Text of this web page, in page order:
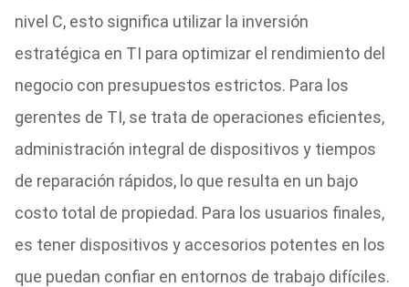
nivel C, esto significa utilizar la inversión
estratégica en TI para optimizar el rendimiento del
negocio con presupuestos estrictos. Para los
gerentes de TI, se trata de operaciones eficientes,
administración integral de dispositivos y tiempos
de reparación rápidos, lo que resulta en un bajo
costo total de propiedad. Para los usuarios finales,
es tener dispositivos y accesorios potentes en los
que puedan confiar en entornos de trabajo difíciles.